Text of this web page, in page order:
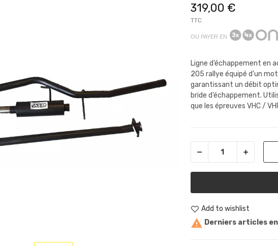
319,00 €
TTC
OU PAYER EN
Ligne d’échappement en
205 rallye équipé d’un
garantissant un débit
bride d’échappement.
que les épreuves VHC /
Add to wishlist
 Derniers articles